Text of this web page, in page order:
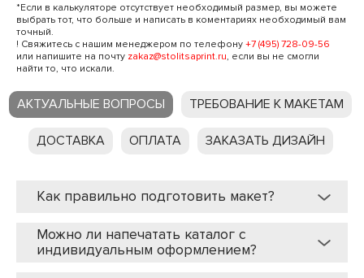
*Если в калькуляторе отсутствует необходимый размер, вы можете
выбрать тот, что больше и написать в коментариях необходимый вам
точный.
! Свяжитесь с нашим менеджером по телефону +7 (495) 728-09-56
или напишите на почту zakaz@stolitsaprint.ru, если вы не смогли
найти то, что искали.
АКТУАЛЬНЫЕ ВОПРОСЫ ТРЕБОВАНИЕ К МАКЕТАМ
ДОСТАВКА ОПЛАТА ЗАКАЗАТЬ ДИЗАЙН
Как правильно подготовить макет?
Можно ли напечатать каталог с
индивидуальным оформлением?